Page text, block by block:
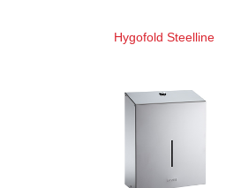
Hygofold Steelline